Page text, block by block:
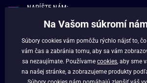
NAPÍŠTE NÁM:
O NÁS
VERNOSTNÝ PROGRAM
BLOG
Na Vašom súkromí
Súbory cookies vám pomôžu rýchlo nájsť to,
vám čas a zabránia tomu, aby sa vám
sa nezaujímate. Používame cookies , aby sme
na našej stránke, a zobrazujeme produkty